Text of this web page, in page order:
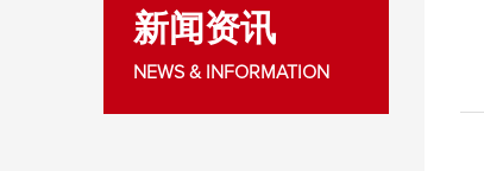
新闻资讯
NEWS & INFORMATION